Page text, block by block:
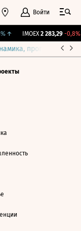
Войти
↑ IMOEX 2 283,29 -0,8%
прогнозы